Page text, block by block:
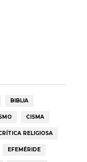
BIBLIA
CISMA
RELIGIOSA
EFEMÉRIDE